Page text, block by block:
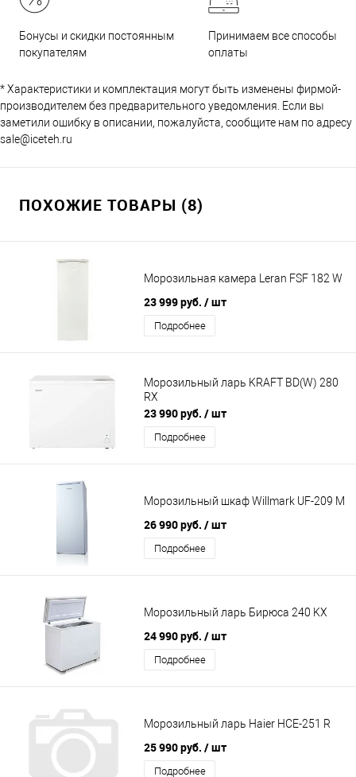
Бонусы и скидки постоянным
покупателям
Принимаем все способы
оплаты
* Характеристики и комплектация могут быть изменены фирмой-
производителем без предварительного уведомления. Если вы
заметили ошибку в описании, пожалуйста, сообщите нам по адресу
sale@iceteh.ru
ПОХОЖИЕ ТОВАРЫ (8)
Морозильная камера Leran FSF 182 W
23 999 руб. / шт
Подробнее
Морозильный ларь KRAFT BD(W) 280
RX
23 990 руб. / шт
Подробнее
Морозильный шкаф Willmark UF-209 M
26 990 руб. / шт
Подробнее
Морозильный ларь Бирюса 240 KX
24 990 руб. / шт
Подробнее
Морозильный ларь Haier HCE-251 R
25 990 руб. / шт
Подробнее